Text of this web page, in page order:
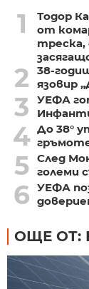
1
Тодор
от
треска,
2
38-
язовир
3
УЕФА
4 До 38°
5 След
големи
6 УЕФА
ОЩЕ ОТ: